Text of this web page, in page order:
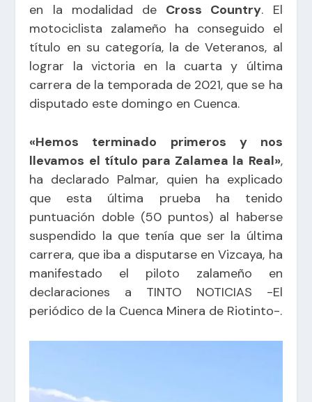
en la modalidad de Cross Country. El
motociclista zalameño ha conseguido el
título en su categoría, la de Veteranos, al
lograr la victoria en la cuarta y última
carrera de la temporada de 2021, que se ha
disputado este domingo en Cuenca.
«Hemos terminado primeros y nos
llevamos el título para Zalamea la Real»,
ha declarado Palmar, quien ha explicado
que esta última prueba ha tenido
puntuación doble (50 puntos) al haberse
suspendido la que tenía que ser la última
carrera, que iba a disputarse en Vizcaya, ha
manifestado el piloto zalameño en
declaraciones a TINTO NOTICIAS -El
periódico de la Cuenca Minera de Riotinto-.